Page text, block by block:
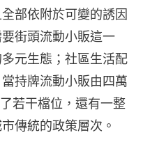
部依附於可變的誘因
街頭流動小販這一
元生態；社區生活配
持牌流動小販由四萬
若干檔位，還有一整
傳統的政策層次。